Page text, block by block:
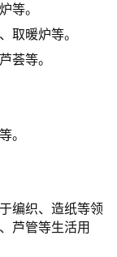
等。
取暖炉等。
荟等。
。
编织、造纸等领
芦管等生活用